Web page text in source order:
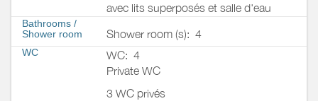
avec lits superposés et salle d'eau
Bathrooms /
Shower room
Shower room (s): 4
WC WC: 4
Private WC
3 WC privés